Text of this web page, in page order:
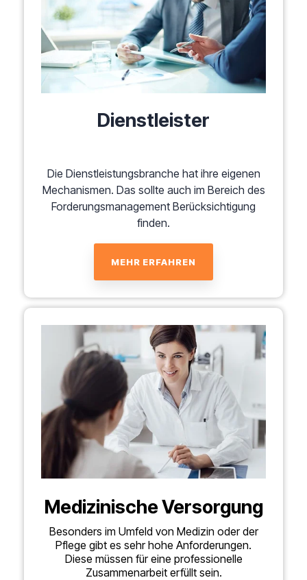
Dienstleister
Die Dienstleistungsbranche hat ihre eigenen
Mechanismen. Das sollte auch im Bereich des
Forderungsmanagement Berücksichtigung
finden.
MEHR ERFAHREN
Medizinische Versorgung
Besonders im Umfeld von Medizin oder der
Pflege gibt es sehr hohe Anforderungen.
Diese müssen für eine professionelle
Zusammenarbeit erfüllt sein.